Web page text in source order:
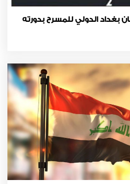
بغداد الدولي للمسرح بدورته